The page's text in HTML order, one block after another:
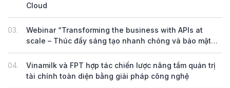
Cloud
03.
Webinar “Transforming the business with APIs at
scale – Thúc đẩy sáng tạo nhanh chóng và bảo mật
với FPT API Management”
04.
Vinamilk và FPT hợp tác chiến lược nâng tầm quản trị
tài chính toàn diện bằng giải pháp công nghệ